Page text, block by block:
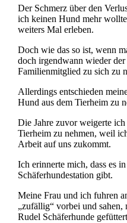
Der Schmerz über den
ich keinen Hund mehr
weiters Mal erleben.
Doch wie das so ist, wenn
doch irgendwann wieder
Familienmitglied zu sich zu
Allerdings entschieden
Hund aus dem Tierheim zu
Die Jahre zuvor weigerte
Tierheim zu nehmen, weil
Arbeit auf uns zukommt.
Ich erinnerte mich, dass es
Schäferhundestation gibt.
Meine Frau und ich fuhren
„zufällig“ vorbei und
Rudel Schäferhunde